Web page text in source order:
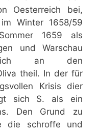
Oesterreich bei,
Winter 1658/59
1659 als
und Warschau
an den
theil. In der für
Krisis dier
sich S. als ein
Den Grund zu
die schroffe und